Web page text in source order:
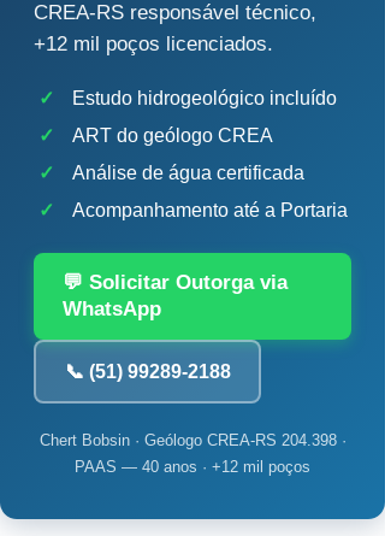
CREA-RS responsável técnico,
+12 mil poços licenciados.
✓
Estudo hidrogeológico incluído
✓
ART do geólogo CREA
✓
Análise de água certificada
✓
Acompanhamento até a Portaria
💬 Solicitar Outorga via
WhatsApp
📞 (51) 99289-2188
Chert Bobsin · Geólogo CREA-RS 204.398 ·
PAAS — 40 anos · +12 mil poços